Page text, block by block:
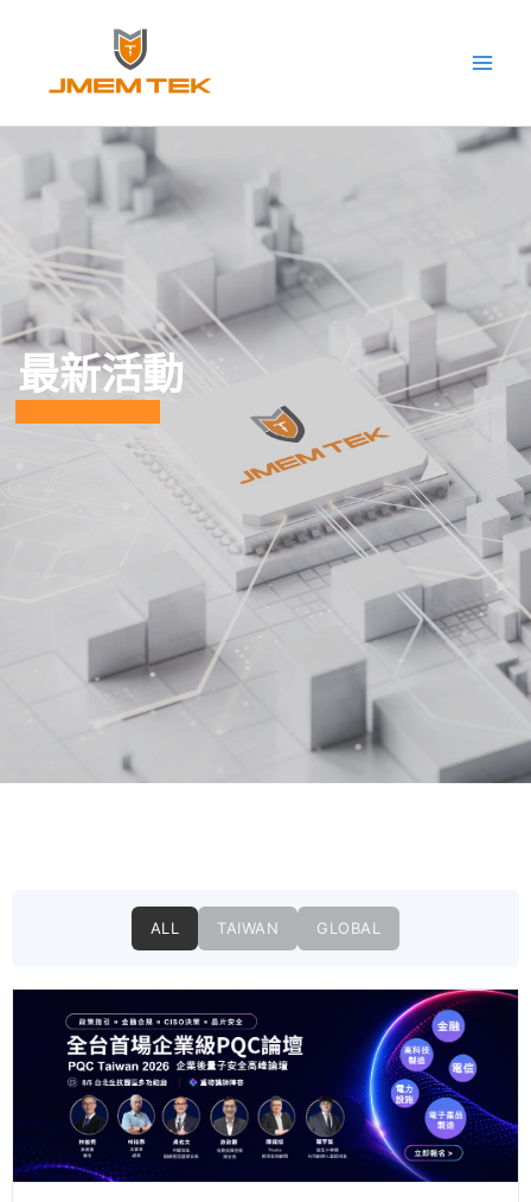
內
最新活動
ALL TAIWAN GLOBAL